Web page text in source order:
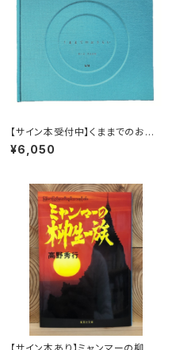
【サイン本受付中】くままでのおさ
らい〈特装新版〉
¥6,050